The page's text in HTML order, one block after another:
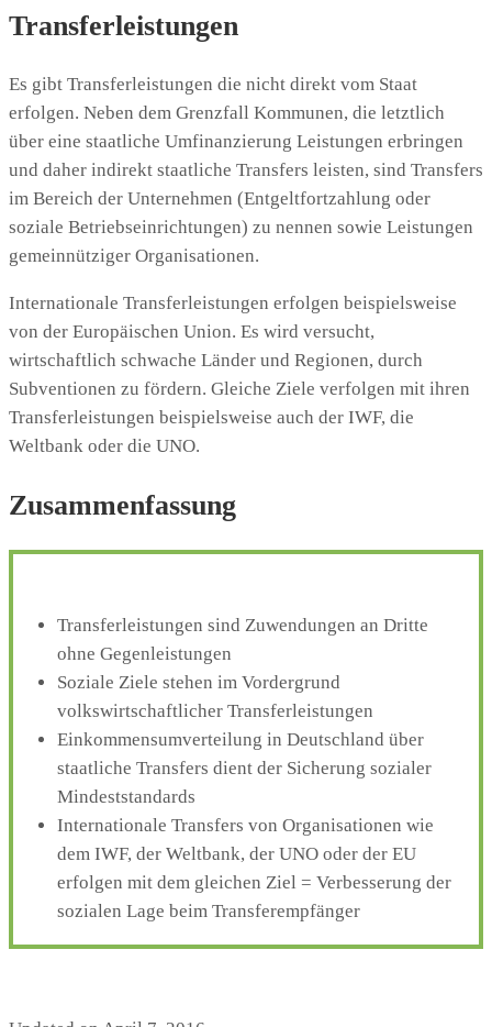
Transferleistungen
Es gibt Transferleistungen die nicht direkt vom Staat
erfolgen. Neben dem Grenzfall Kommunen, die letztlich
über eine staatliche Umfinanzierung Leistungen erbringen
und daher indirekt staatliche Transfers leisten, sind Transfers
im Bereich der Unternehmen (Entgeltfortzahlung oder
soziale Betriebseinrichtungen) zu nennen sowie Leistungen
gemeinnütziger Organisationen.
Internationale Transferleistungen erfolgen beispielsweise
von der Europäischen Union. Es wird versucht,
wirtschaftlich schwache Länder und Regionen, durch
Subventionen zu fördern. Gleiche Ziele verfolgen mit ihren
Transferleistungen beispielsweise auch der IWF, die
Weltbank oder die UNO.
Zusammenfassung
Transferleistungen sind Zuwendungen an Dritte
ohne Gegenleistungen
Soziale Ziele stehen im Vordergrund
volkswirtschaftlicher Transferleistungen
Einkommensumverteilung in Deutschland über
staatliche Transfers dient der Sicherung sozialer
Mindeststandards
Internationale Transfers von Organisationen wie
dem IWF, der Weltbank, der UNO oder der EU
erfolgen mit dem gleichen Ziel = Verbesserung der
sozialen Lage beim Transferempfänger